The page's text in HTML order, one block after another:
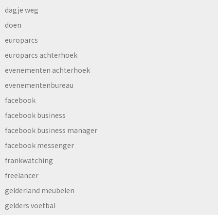
dagje weg
doen
europarcs
europarcs achterhoek
evenementen achterhoek
evenementenbureau
facebook
facebook business
facebook business manager
facebook messenger
frankwatching
freelancer
gelderland meubelen
gelders voetbal